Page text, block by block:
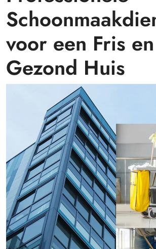
voor een Fris en
Gezond Huis